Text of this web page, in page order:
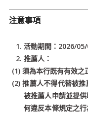
注意事項
活動期間：2026/
推薦人：
(1) 須為本行既有有效之
(2) 推薦人不得代替被
被推薦人申請並提
何違反本條規定之